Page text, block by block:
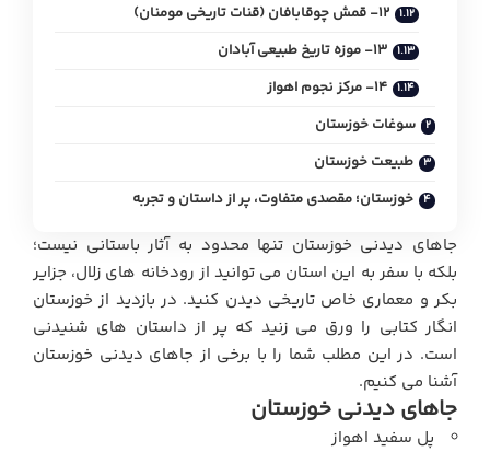
12- قمش چوقابافان (قنات تاریخی مومنان)
13- موزه تاریخ طبیعی آبادان
14- مرکز نجوم اهواز
سوغات خوزستان
طبیعت خوزستان
خوزستان؛ مقصدی متفاوت، پر از داستان و تجربه
جاهای دیدنی خوزستان تنها محدود به آثار باستانی نیست؛
بلکه با سفر به این استان می توانید از رودخانه های زلال، جزایر
بکر و معماری خاص تاریخی دیدن کنید. در بازدید از خوزستان
انگار کتابی را ورق می زنید که پر از داستان های شنیدنی
است. در این مطلب شما را با برخی از جاهای دیدنی خوزستان
آشنا می کنیم.
جاهای دیدنی خوزستان
پل سفید اهواز